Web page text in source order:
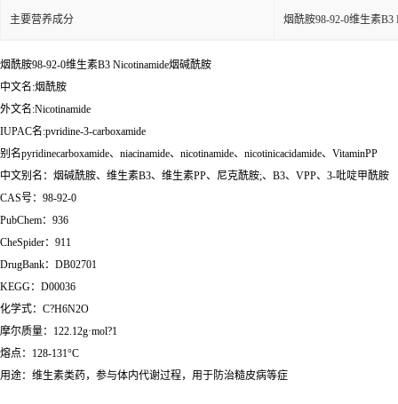
主要营养成分 烟酰胺98-92-0维生素B3
烟酰胺98-92-0维生素B3 Nicotinamide烟碱酰胺
中文名:烟酰胺
外文名:Nicotinamide
IUPAC名:pvridine-3-carboxamide
别名pyridinecarboxamide、niacinamide、nicotinamide、nicotinicacidamide、VitaminPP
中文别名：烟碱酰胺、维生素B3、维生素PP、尼克酰胺;、B3、VPP、3-吡啶甲酰胺
CAS号：98-92-0
PubChem：936
CheSpider：911
DrugBank：DB02701
KEGG：D00036
化学式：C?H6N2O
摩尔质量：122.12g·mol?1
熔点：128-131°C
用途：维生素类药，参与体内代谢过程，用于防治糙皮病等症